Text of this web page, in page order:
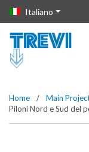
Vai direttamente al
Italiano
Home / Main
Piloni Nord e Sud del